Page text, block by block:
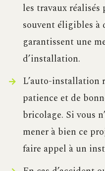
les travaux
souvent éligibles à
garantissent une
d’installation.
L’auto-installation
patience et de
bricolage. Si vous
mener à bien ce
faire appel à un